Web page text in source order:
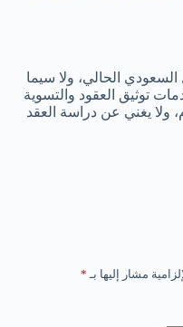
السعودي الحالي، ولا سيما
وخدمات توثيق العقود والتسوية
ولا يغني عن دراسة العقد
مشار إليها بـ *